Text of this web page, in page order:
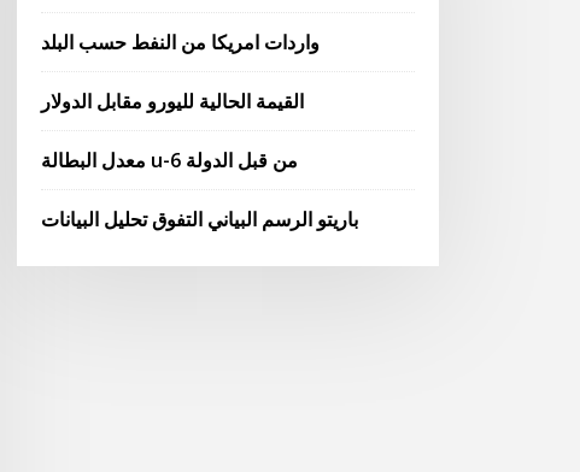
واردات امريكا من النفط حسب البلد
القيمة الحالية لليورو مقابل الدولار
معدل البطالة u-6 من قبل الدولة
باريتو الرسم البياني التفوق تحليل البيانات